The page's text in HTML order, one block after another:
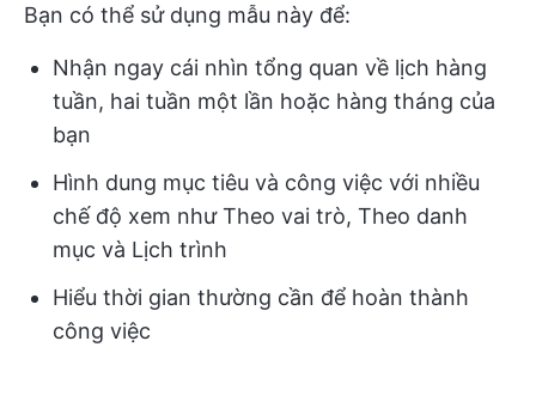
Bạn có thể sử dụng mẫu này để:
Nhận ngay cái nhìn tổng quan về lịch hàng
tuần, hai tuần một lần hoặc hàng tháng của
bạn
Hình dung mục tiêu và công việc với nhiều
chế độ xem như Theo vai trò, Theo danh
mục và Lịch trình
Hiểu thời gian thường cần để hoàn thành
công việc